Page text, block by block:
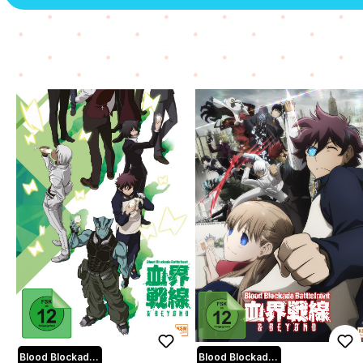
Blood Blockade Battlefront Blood Blockade Battlefront